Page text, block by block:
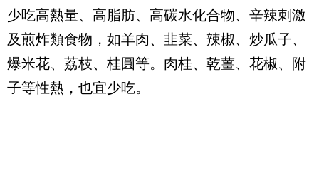
少吃高熱量、高脂肪、高碳水化合物、辛辣刺激
及煎炸類食物，如羊肉、韭菜、辣椒、炒瓜子、
爆米花、荔枝、桂圓等。肉桂、乾薑、花椒、附
子等性熱，也宜少吃。